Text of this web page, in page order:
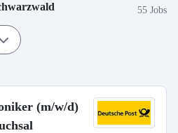
55 Jobs
(m/w/d)